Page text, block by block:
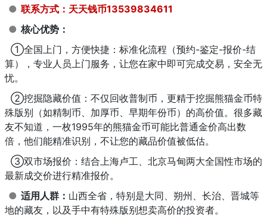
● 联系方式：天天钱币13539834611
● 核心优势：
①全国上门，方便快捷：标准化流程（预约-鉴定-报价-结
算），专业人员上门服务，让您在家中即可完成交易，安全无
忧。
②挖掘隐藏价值：不仅回收普制币，更精于挖掘熊猫金币特
殊版别（如精制币、加厚币、早期年份币）的高价值。很多藏
友不知道，一枚1995年的熊猫金币可能比普通金价高出数
倍，他们能精准识别，不让您的藏品价值被低估。
③双市场报价：结合上海卢工、北京马甸两大全国性市场的
最新成交价进行精准报价。
● 适用人群： 山西全省，特别是大同、朔州、长治、晋城等
地的藏友，以及手中有特殊版别想卖高价的投资者。